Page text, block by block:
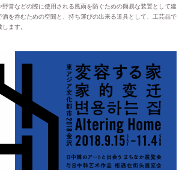
営などの際に使用される風雨を防ぐための簡易な装置として建
を呑むための空間と、持ち運びの出来る道具として、工芸品で
ます。